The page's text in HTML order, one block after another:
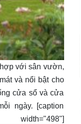
với sân vườn,
và nổi bật cho
cửa sổ và cửa
ngày. [caption